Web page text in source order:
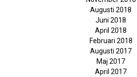
Augusti 2018
Juni 2018
April 2018
Februari 2018
Augusti 2017
Maj 2017
April 2017